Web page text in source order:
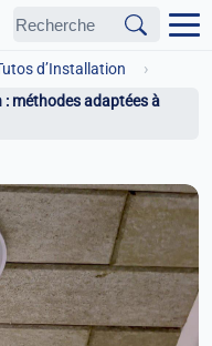
d’Installation ›
méthodes adaptées à